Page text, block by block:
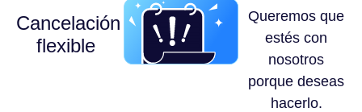
Cancelación
flexible
Queremos que
estés con
nosotros
porque deseas
hacerlo.